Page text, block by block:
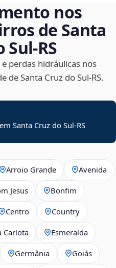
nos
de Santa
perdas hidráulicas nos
de Santa Cruz do Sul‑RS.
Santa Cruz do Sul-RS
Arroio Grande Avenida
Jesus Bonfim
Centro Country
Carlota Esmeralda
Germânia Goiás